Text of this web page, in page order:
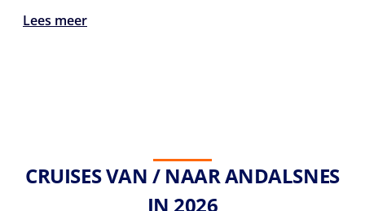
Lees meer
CRUISES VAN / NAAR ANDALSNES
IN 2026